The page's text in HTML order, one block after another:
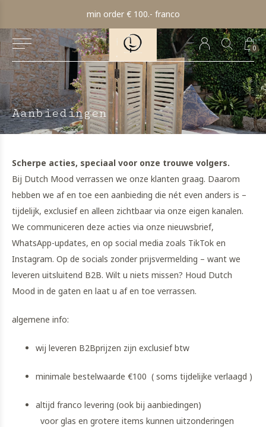
0
min order € 100.- franco
Aanbiedingen
Scherpe acties, speciaal voor onze trouwe volgers.
Bij Dutch Mood verrassen we onze klanten graag. Daarom
hebben we af en toe een aanbieding die nét even anders is –
tijdelijk, exclusief en alleen zichtbaar via onze eigen kanalen.
We communiceren deze acties via onze nieuwsbrief,
WhatsApp-updates, en op social media zoals TikTok en
Instagram. Op de socials zonder prijsvermelding – want we
leveren uitsluitend B2B. Wilt u niets missen? Houd Dutch
Mood in de gaten en laat u af en toe verrassen.
algemene info:
wij leveren B2Bprijzen zijn exclusief btw
minimale bestelwaarde €100 ( soms tijdelijke verlaagd )
altijd franco levering (ook bij aanbiedingen)
voor glas en grotere items kunnen uitzonderingen